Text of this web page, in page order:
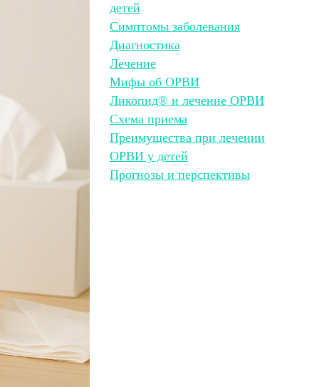
детей
Симптомы заболевания
Диагностика
Лечение
Мифы об ОРВИ
Ликопид® и лечение ОРВИ
Схема приема
Преимущества при лечении
ОРВИ у детей
Прогнозы и перспективы